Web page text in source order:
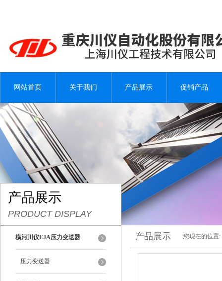
网站首页 关于我们 产品展示 促销产品
产品展示
PRODUCT DISPLAY
横河川仪EJA压力变送器
压力变送器
产品展示 您现在的位置: